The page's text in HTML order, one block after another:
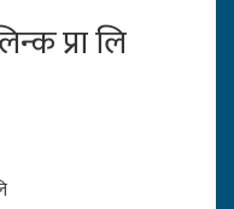
प्रा लि